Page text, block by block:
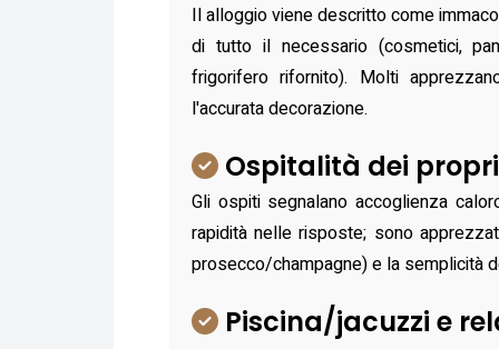
Il alloggio viene descritto come
di tutto il necessario (cosmetici,
frigorifero rifornito). Molti
l'accurata decorazione.
Ospitalità dei
Gli ospiti segnalano accoglienza
rapidità nelle risposte; sono
prosecco/champagne) e la semplicità
Piscina/jacuzzi e